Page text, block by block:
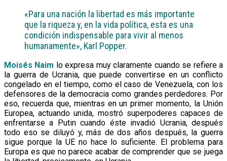
«Para una nación la libertad es más importante
que la riqueza y, en la vida política, esta es una
condición indispensable para vivir al menos
humanamente», Karl Popper.
Moisés Naim lo expresa muy claramente cuando se refiere a
la guerra de Ucrania, que puede convertirse en un conflicto
congelado en el tiempo, como el caso de Venezuela, con los
defensores de la democracia como grandes perdedores. Por
eso, recuerda que, mientras en un primer momento, la Unión
Europea, actuando unida, mostró superpoderes capaces de
enfrentarse a Putin cuando éste invadió Ucrania, después
todo eso se diluyó y, más de dos años después, la guerra
sigue porque la UE no hace lo suficiente. El problema para
Europa es que no parece acabar de comprender que se juega